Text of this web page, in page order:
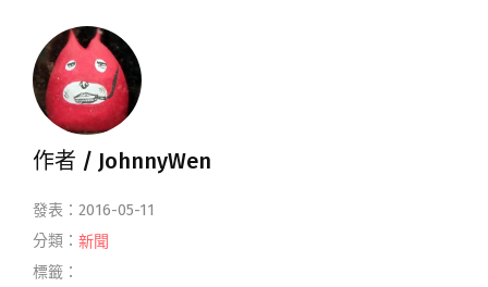
作者 / JohnnyWen
發表：2016-05-11
分類： 新聞
標籤：